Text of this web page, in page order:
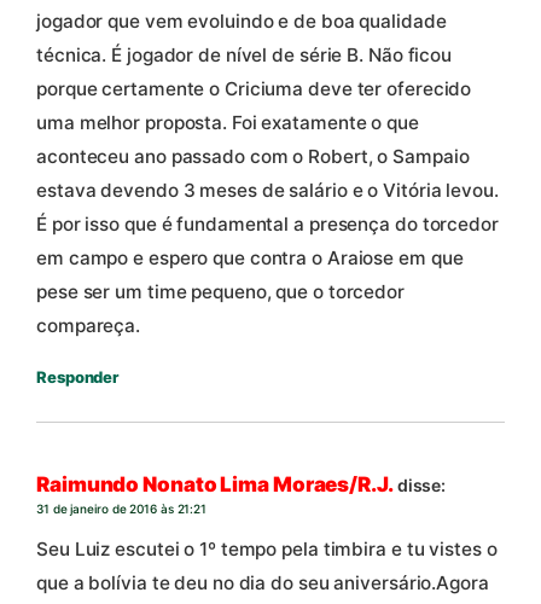
jogador que vem evoluindo e de boa qualidade
técnica. É jogador de nível de série B. Não ficou
porque certamente o Criciuma deve ter oferecido
uma melhor proposta. Foi exatamente o que
aconteceu ano passado com o Robert, o Sampaio
estava devendo 3 meses de salário e o Vitória levou.
É por isso que é fundamental a presença do torcedor
em campo e espero que contra o Araiose em que
pese ser um time pequeno, que o torcedor
compareça.
Responder
Raimundo Nonato Lima Moraes/R.J.disse:
31 de janeiro de 2016 às 21:21
Seu Luiz escutei o 1º tempo pela timbira e tu vistes o
que a bolívia te deu no dia do seu aniversário.Agora